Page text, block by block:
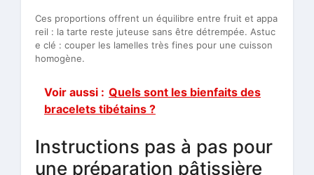
Ces proportions offrent un équilibre entre fruit et appa
reil : la tarte reste juteuse sans être détrempée. Astuc
e clé : couper les lamelles très fines pour une cuisson
homogène.
Voir aussi : Quels sont les bienfaits des
bracelets tibétains ?
Instructions pas à pas pour
une préparation pâtissière